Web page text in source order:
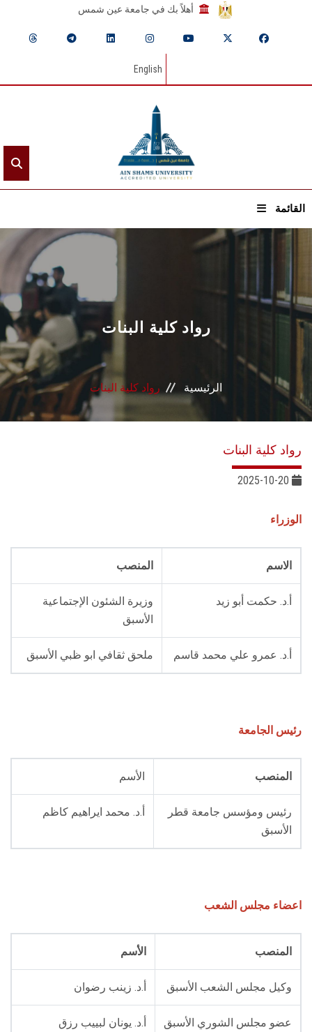
أهلاً بك في جامعة عين شمس
English
القائمة
الرئيسيـة
عن الجامعة
القطاعـات
الشئون الأكاديمية
البحث العلمي
هيئة التدريس
الزائـرون
رواد كلية البنات
الرئيسية رواد كلية البنات
رواد كلية البنات
الوزراء
الاسم المنصب
أ.د. حكمت أبو زيد
وزيرة الشئون الإجتماعية
الأسبق
أ.د. عمرو علي محمد قاسم ملحق ثقافي ابو ظبي الأسبق
رئيس الجامعة
المنصب الأسم
رئيس ومؤسس جامعة قطر
الأسبق
أ.د. محمد ايراهيم كاظم
اعضاء مجلس الشعب
المنصب الأسم
وكيل مجلس الشعب الأسبق أ.د. زينب رضوان
عضو مجلس الشوري الأسبق أ.د. يونان لبييب رزق